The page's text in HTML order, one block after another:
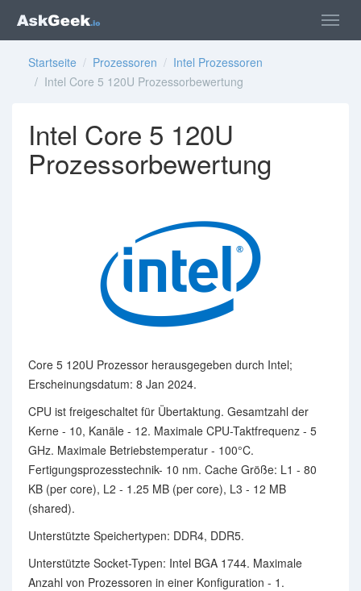
Startseite / Prozessoren / Intel Prozessoren
/ Intel Core 5 120U Prozessorbewertung
Intel Core 5 120U
Prozessorbewertung
Core 5 120U Prozessor herausgegeben durch Intel;
Erscheinungsdatum: 8 Jan 2024.
CPU ist freigeschaltet für Übertaktung. Gesamtzahl der
Kerne - 10, Kanäle - 12. Maximale CPU-Taktfrequenz - 5
GHz. Maximale Betriebstemperatur - 100°C.
Fertigungsprozesstechnik- 10 nm. Cache Größe: L1 - 80
KB (per core), L2 - 1.25 MB (per core), L3 - 12 MB
(shared).
Unterstützte Speichertypen: DDR4, DDR5.
Unterstützte Socket-Typen: Intel BGA 1744. Maximale
Anzahl von Prozessoren in einer Konfiguration - 1.